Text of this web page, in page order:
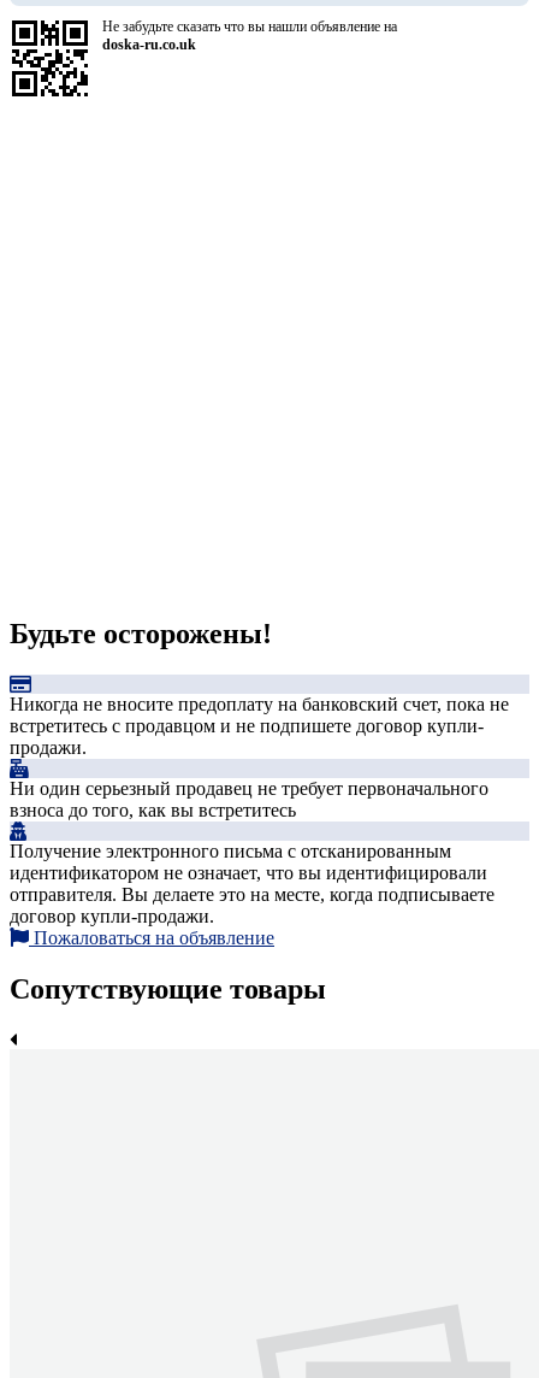
Не забудьте сказать что вы нашли объявление на
doska-ru.co.uk
Будьте осторожены!
Никогда не вносите предоплату на банковский счет, пока не
встретитесь с продавцом и не подпишете договор купли-
продажи.
Ни один серьезный продавец не требует первоначального
взноса до того, как вы встретитесь
Получение электронного письма с отсканированным
идентификатором не означает, что вы идентифицировали
отправителя. Вы делаете это на месте, когда подписываете
договор купли-продажи.
Пожаловаться на объявление
Сопутствующие товары